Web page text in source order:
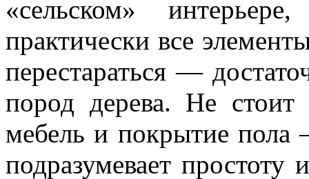
«сельском»
практически все
перестараться —
пород дерева. Не
мебель и покрытие пола
подразумевает простоту